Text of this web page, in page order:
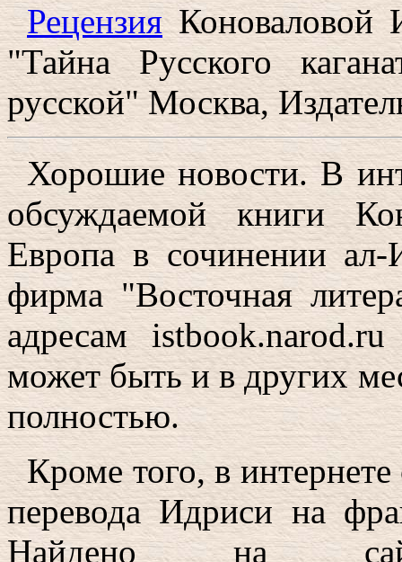
РецензияКоноваловой
"Тайна Русского
русской" Москва,
Хорошие новости. В
обсуждаемой книги
Европа в сочинении ал-
фирма "Восточная
адресам
может быть и в других
полностью.
Кроме того, в интернете
перевода Идриси на
Найдено на